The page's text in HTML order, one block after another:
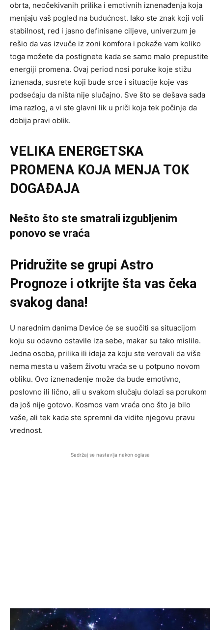
obrta, neočekivanih prilika i emotivnih iznenađenja koja
menjaju vaš pogled na budućnost. Iako ste znak koji voli
stabilnost, red i jasno definisane ciljeve, univerzum je
rešio da vas izvuče iz zoni komfora i pokaže vam koliko
toga možete da postignete kada se samo malo prepustite
energiji promena. Ovaj period nosi poruke koje stižu
iznenada, susrete koji bude srce i situacije koje vas
podsećaju da ništa nije slučajno. Sve što se dešava sada
ima razlog, a vi ste glavni lik u priči koja tek počinje da
dobija pravi oblik.
VELIKA ENERGETSKA
PROMENA KOJA MENJA TOK
DOGAĐAJA
Nešto što ste smatrali izgubljenim
ponovo se vraća
Pridružite se grupi Astro
Prognoze i otkrijte šta vas čeka
svakog dana!
U narednim danima Device će se suočiti sa situacijom
koju su odavno ostavile iza sebe, makar su tako mislile.
Jedna osoba, prilika ili ideja za koju ste verovali da više
nema mesta u vašem životu vraća se u potpuno novom
obliku. Ovo iznenađenje može da bude emotivno,
poslovno ili lično, ali u svakom slučaju dolazi sa porukom
da još nije gotovo. Kosmos vam vraća ono što je bilo
vaše, ali tek kada ste spremni da vidite njegovu pravu
vrednost.
Sadržaj se nastavlja nakon oglasa